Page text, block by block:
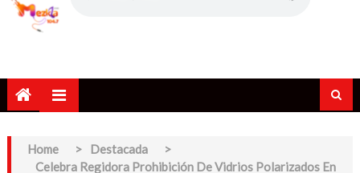
Home > Destacada
>
Celebra Regidora Prohibición De Vidrios Polarizados En